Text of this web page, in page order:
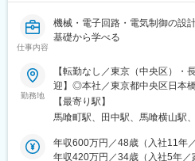
仕事内容
機械・電子回路・電気制御の設
基礎から学べる
勤務地
【転勤なし／東京（中央区）・
迎】◎本社／東京都中央区日本
クエア 3F■JR総武線「馬喰町駅
「浅草橋駅」より徒歩5分■都営
「田中駅」より徒歩30分■上信
車で約12分※長野東御工場はマ
【最寄り駅】
馬喰町駅、田中駅、馬喰横山駅
年収600万円／48歳（入社11年
年収420万円／34歳（入社5年／